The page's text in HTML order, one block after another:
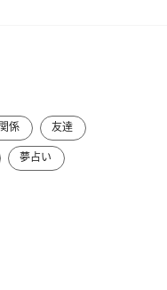
関係
友達
夢占い